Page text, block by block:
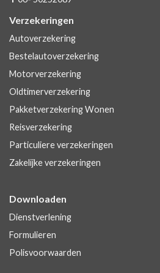
Verzekeringen
Autoverzekering
Bestelautoverzekering
Motorverzekering
Oldtimerverzekering
Pakketverzekering Wonen
Reisverzekering
Particuliere verzekeringen
Zakelijke verzekeringen
Downloaden
Dienstverlening
Formulieren
Polisvoorwaarden